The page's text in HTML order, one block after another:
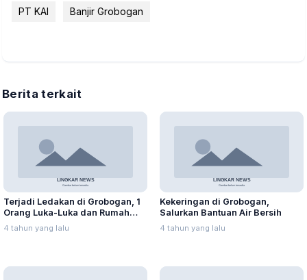
PT KAI Banjir Grobogan
Berita terkait
Terjadi Ledakan di Grobogan, 1
Orang Luka-Luka dan Rumah
Rusak
4 tahun yang lalu
Kekeringan di Grobogan,
Salurkan Bantuan Air Bersih
4 tahun yang lalu